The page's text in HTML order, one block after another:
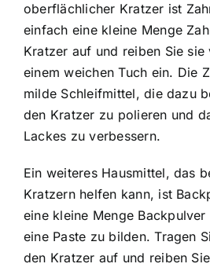
oberflächlicher Kratzer ist
einfach eine kleine Menge
Kratzer auf und reiben Sie
einem weichen Tuch ein. Die
milde Schleifmittel, die dazu
den Kratzer zu polieren und
Lackes zu verbessern.
Ein weiteres Hausmittel, das
Kratzern helfen kann, ist
eine kleine Menge Backpulver
eine Paste zu bilden. Tragen
den Kratzer auf und reiben